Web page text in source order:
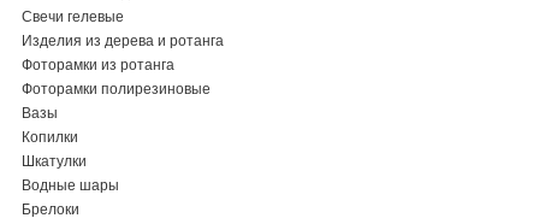
Свечи гелевые
Изделия из дерева и ротанга
Фоторамки из ротанга
Фоторамки полирезиновые
Вазы
Копилки
Шкатулки
Водные шары
Брелоки